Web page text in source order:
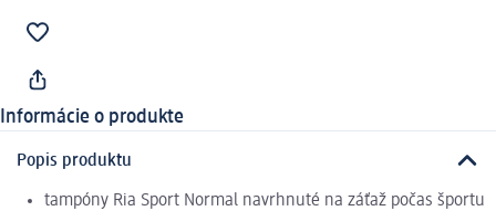
Informácie o produkte
Popis produktu
tampóny Ria Sport Normal navrhnuté na záťaž počas športu